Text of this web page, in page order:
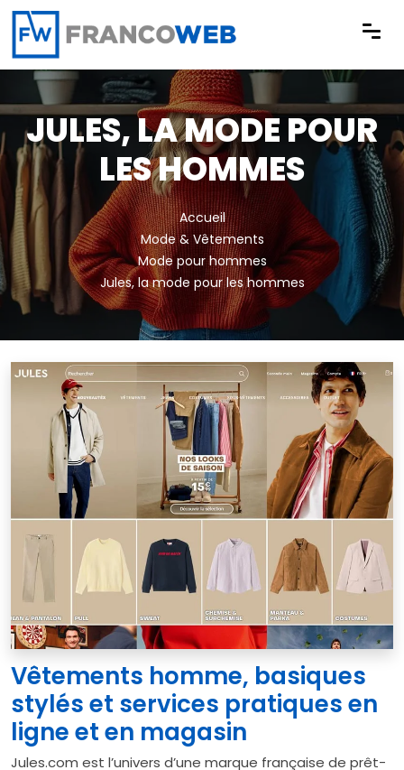
Panneau de gestion des cookies
JULES, LA MODE POUR
LES HOMMES
Accueil
Mode & Vêtements
Mode pour hommes
Jules, la mode pour les hommes
Vêtements homme, basiques
stylés et services pratiques en
ligne et en magasin
Jules.com est l’univers d’une marque française de prêt-